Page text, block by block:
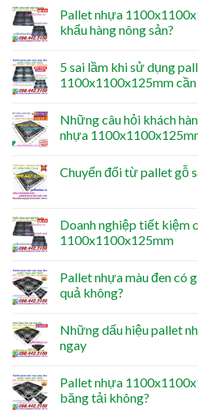
Pallet nhựa
khẩu hàng nông sản?
5 sai lầm khi sử dụng
1100x1100x125mm
Những câu hỏi khách
nhựa
Chuyển đổi từ pallet gỗ
Doanh nghiệp tiết kiệm
1100x1100x125mm
Pallet nhựa màu đen có
quả không?
Những dấu hiệu pallet
ngay
Pallet nhựa
băng tải không?